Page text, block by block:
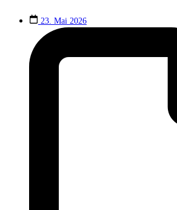
23. Mai 2026